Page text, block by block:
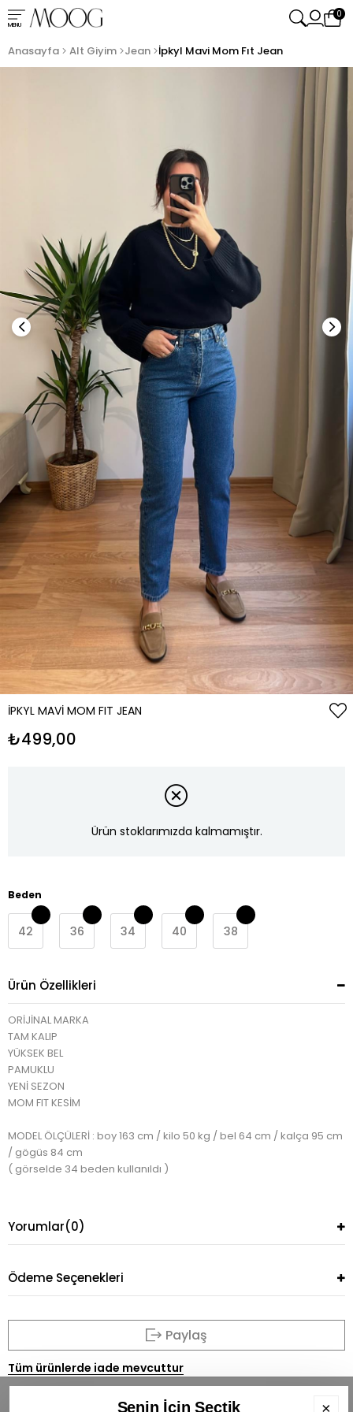
MENU
0
Anasayfa Alt Giyim Jean İpkyl Mavi Mom Fıt Jean
İPKYL MAVI MOM FIT JEAN
₺499,00
Ürün stoklarımızda kalmamıştır.
Beden
42 36 34 40 38
Ürün Özellikleri
ORİJİNAL MARKA
TAM KALIP
YÜKSEK BEL
PAMUKLU
YENİ SEZON
MOM FIT KESİM
MODEL ÖLÇÜLERİ : boy 163 cm / kilo 50 kg / bel 64 cm / kalça 95 cm
/ gögüs 84 cm
( görselde 34 beden kullanıldı )
Yorumlar(0)
Ödeme Seçenekleri
Paylaş
Tüm ürünlerde iade mevcuttur
Senin İçin Seçtik ×